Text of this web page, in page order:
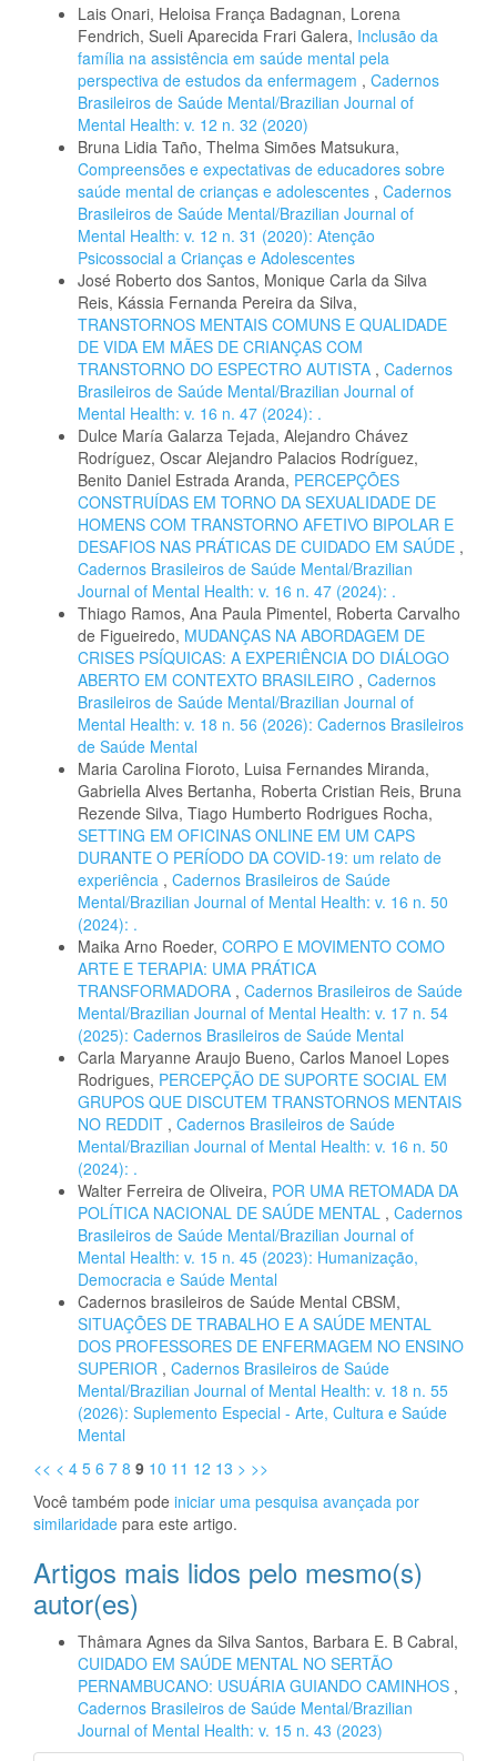
Lais Onari, Heloisa França Badagnan, Lorena
Fendrich, Sueli Aparecida Frari Galera, Inclusão da
família na assistência em saúde mental pela
perspectiva de estudos da enfermagem , Cadernos
Brasileiros de Saúde Mental/Brazilian Journal of
Mental Health: v. 12 n. 32 (2020)
Bruna Lidia Taño, Thelma Simões Matsukura,
Compreensões e expectativas de educadores sobre
saúde mental de crianças e adolescentes , Cadernos
Brasileiros de Saúde Mental/Brazilian Journal of
Mental Health: v. 12 n. 31 (2020): Atenção
Psicossocial a Crianças e Adolescentes
José Roberto dos Santos, Monique Carla da Silva
Reis, Kássia Fernanda Pereira da Silva,
TRANSTORNOS MENTAIS COMUNS E QUALIDADE
DE VIDA EM MÃES DE CRIANÇAS COM
TRANSTORNO DO ESPECTRO AUTISTA , Cadernos
Brasileiros de Saúde Mental/Brazilian Journal of
Mental Health: v. 16 n. 47 (2024): .
Dulce María Galarza Tejada, Alejandro Chávez
Rodríguez, Oscar Alejandro Palacios Rodríguez,
Benito Daniel Estrada Aranda, PERCEPÇÕES
CONSTRUÍDAS EM TORNO DA SEXUALIDADE DE
HOMENS COM TRANSTORNO AFETIVO BIPOLAR E
DESAFIOS NAS PRÁTICAS DE CUIDADO EM SAÚDE ,
Cadernos Brasileiros de Saúde Mental/Brazilian
Journal of Mental Health: v. 16 n. 47 (2024): .
Thiago Ramos, Ana Paula Pimentel, Roberta Carvalho
de Figueiredo, MUDANÇAS NA ABORDAGEM DE
CRISES PSÍQUICAS: A EXPERIÊNCIA DO DIÁLOGO
ABERTO EM CONTEXTO BRASILEIRO , Cadernos
Brasileiros de Saúde Mental/Brazilian Journal of
Mental Health: v. 18 n. 56 (2026): Cadernos Brasileiros
de Saúde Mental
Maria Carolina Fioroto, Luisa Fernandes Miranda,
Gabriella Alves Bertanha, Roberta Cristian Reis, Bruna
Rezende Silva, Tiago Humberto Rodrigues Rocha,
SETTING EM OFICINAS ONLINE EM UM CAPS
DURANTE O PERÍODO DA COVID-19: um relato de
experiência , Cadernos Brasileiros de Saúde
Mental/Brazilian Journal of Mental Health: v. 16 n. 50
(2024): .
Maika Arno Roeder, CORPO E MOVIMENTO COMO
ARTE E TERAPIA: UMA PRÁTICA
TRANSFORMADORA , Cadernos Brasileiros de Saúde
Mental/Brazilian Journal of Mental Health: v. 17 n. 54
(2025): Cadernos Brasileiros de Saúde Mental
Carla Maryanne Araujo Bueno, Carlos Manoel Lopes
Rodrigues, PERCEPÇÃO DE SUPORTE SOCIAL EM
GRUPOS QUE DISCUTEM TRANSTORNOS MENTAIS
NO REDDIT , Cadernos Brasileiros de Saúde
Mental/Brazilian Journal of Mental Health: v. 16 n. 50
(2024): .
Walter Ferreira de Oliveira, POR UMA RETOMADA DA
POLÍTICA NACIONAL DE SAÚDE MENTAL , Cadernos
Brasileiros de Saúde Mental/Brazilian Journal of
Mental Health: v. 15 n. 45 (2023): Humanização,
Democracia e Saúde Mental
Cadernos brasileiros de Saúde Mental CBSM,
SITUAÇÕES DE TRABALHO E A SAÚDE MENTAL
DOS PROFESSORES DE ENFERMAGEM NO ENSINO
SUPERIOR , Cadernos Brasileiros de Saúde
Mental/Brazilian Journal of Mental Health: v. 18 n. 55
(2026): Suplemento Especial - Arte, Cultura e Saúde
Mental
<< < 4 5 6 7 8 9 10 11 12 13 > >>
Você também pode iniciar uma pesquisa avançada por
similaridade para este artigo.
Artigos mais lidos pelo mesmo(s)
autor(es)
Thâmara Agnes da Silva Santos, Barbara E. B Cabral,
CUIDADO EM SAÚDE MENTAL NO SERTÃO
PERNAMBUCANO: USUÁRIA GUIANDO CAMINHOS ,
Cadernos Brasileiros de Saúde Mental/Brazilian
Journal of Mental Health: v. 15 n. 43 (2023)